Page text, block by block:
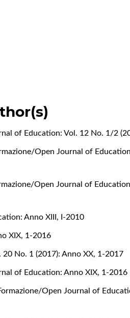
of Education: Vol. 12 No. 1/2
Open Journal of
Open Journal of
Anno XIII, I-2010
XIX, 1-2016
No. 1 (2017): Anno XX, 1-2017
of Education: Anno XIX, 1-2016
Open Journal of